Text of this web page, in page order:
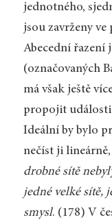
jednotného,
jsou zavrženy ve
Abecední řazení
(označovaných
má však ještě
propojit události
Ideální by bylo
nečíst ji
drobné sítě
jedné velké sítě,
smysl. (178) V